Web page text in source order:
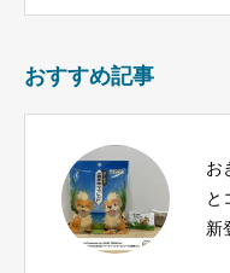
おすすめ記事
お
と
新